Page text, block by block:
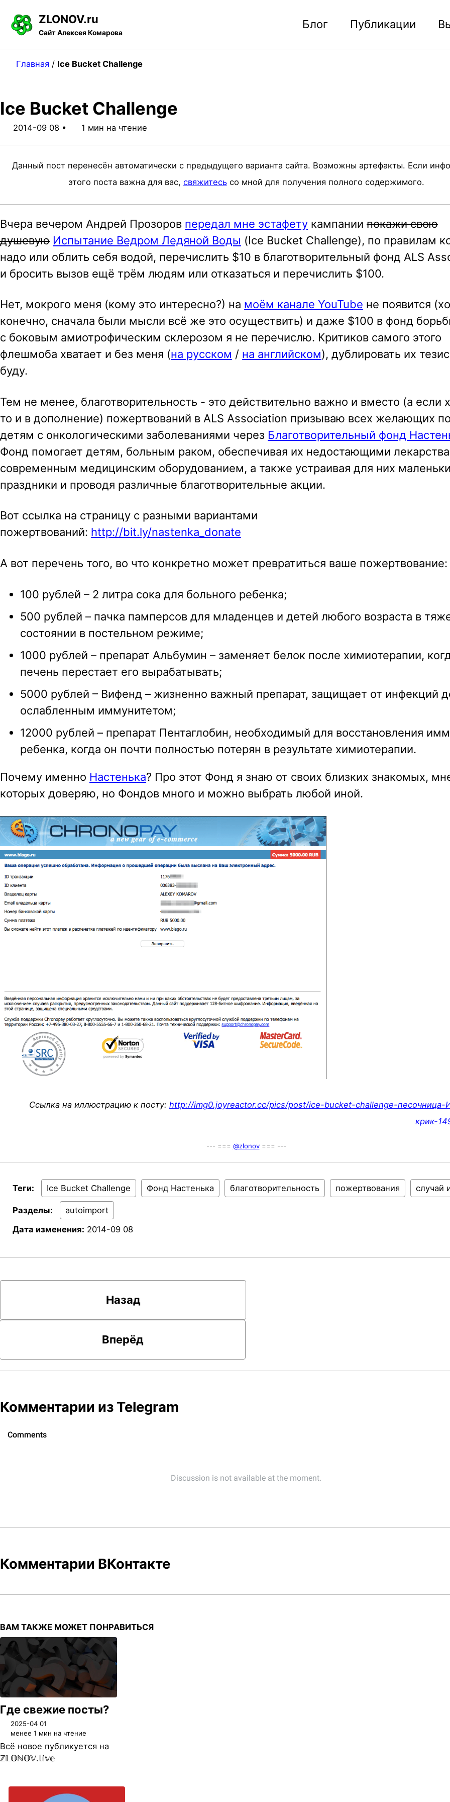
p
y
n
a
v
i
a
t
i
o
n
c
t
ZLONOV.ru
Сайт Алексея Комарова
Блог Публикации
Главная / Ice Bucket Challenge
Ice Bucket Challenge
2014-09 08 1 мин на чтение
Данный пост перенесён автоматически с предыдущего варианта сайта. Возможны артефакты. Если
этого поста важна для вас, свяжитесьсо мной для получения полного содержимого.
Вчера вечером Андрей Прозоров передал мне эстафету кампании покажи свою
душевую Испытание Ведром Ледяной Воды (Ice Bucket Challenge), по правилам
надо или облить себя водой, перечислить $10 в благотворительный фонд ALS
и бросить вызов ещё трём людям или отказаться и перечислить $100.
Нет, мокрого меня (кому это интересно?) на моём канале YouTube не появится
конечно, сначала были мысли всё же это осуществить) и даже $100 в фонд
с боковым амиотрофическим склерозом я не перечислю. Критиков самого этого
флешмоба хватает и без меня (на русском / на английском), дублировать их
буду.
Тем не менее, благотворительность - это действительно важно и вместо (а если
то и в дополнение) пожертвований в ALS Association призываю всех желающих
детям с онкологическими заболеваниями через Благотворительный фонд
Фонд помогает детям, больным раком, обеспечивая их недостающими
современным медицинским оборудованием, а также устраивая для них
праздники и проводя различные благотворительные акции.
Вот ссылка на страницу с разными вариантами
пожертвований: http://bit.ly/nastenka_donate
А вот перечень того, во что конкретно может превратиться ваше пожертвование:
100 рублей – 2 литра сока для больного ребенка;
500 рублей – пачка памперсов для младенцев и детей любого возраста в
состоянии в постельном режиме;
1000 рублей – препарат Альбумин – заменяет белок после химиотерапии,
печень перестает его вырабатывать;
5000 рублей – Вифенд – жизненно важный препарат, защищает от инфекций
ослабленным иммунитетом;
12000 рублей – препарат Пентаглобин, необходимый для восстановления
ребенка, когда он почти полностью потерян в результате химиотерапии.
Почему именно Настенька? Про этот Фонд я знаю от своих близких знакомых,
которых доверяю, но Фондов много и можно выбрать любой иной.
Ссылка на иллюстрацию к посту: http://img0.joyreactor.cc/pics/post/ice-bucket-challenge-песочница-
крик-
--- === @zlonov=== ---
Теги: Ice Bucket Challenge Фонд Настенька благотворительность пожертвования случай
Разделы:
autoimport
Дата изменения: 2014-09 08
Назад
Вперёд
Комментарии из Telegram
Комментарии ВКонтакте
ВАМ ТАКЖЕ МОЖЕТ ПОНРАВИТЬСЯ
Где свежие посты?
2025-04 01
менее 1 мин на чтение
Всё новое публикуется на
ℤ𝕃𝕆ℕ𝕆𝕍.𝕝𝕚𝕧𝕖